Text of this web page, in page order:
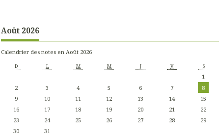
Août 2026
Calendrier des notes en Août 2026
D L M M J V S
1
2
3 4 5 6 7
8
9
10 11 12 13 14
15
16
17 18 19 20 21
22
23
24 25 26 27 28
29
30
31